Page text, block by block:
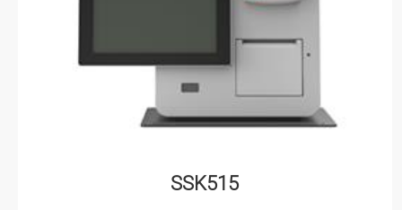
SSK515